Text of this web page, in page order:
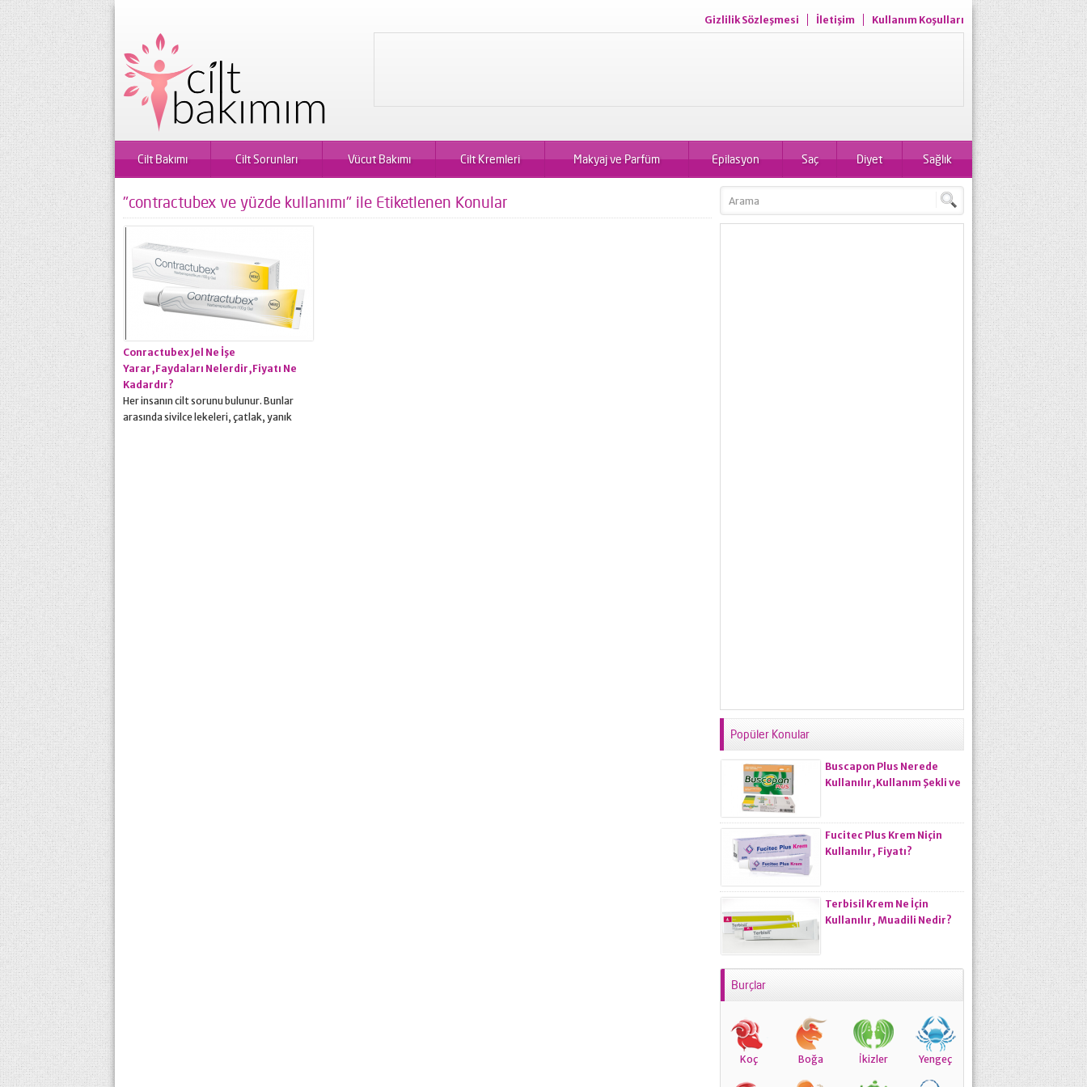
Gizlilik Sözleşmesi İletişim Kullanım Koşulları
Cilt Bakımı Cilt Sorunları Vücut Bakımı Cilt Kremleri Makyaj ve Parfüm Epilasyon Saç Diyet Sağlık
"contractubex ve yüzde kullanımı" ile Etiketlenen Konular
Conractubex Jel Ne İşe
Yarar,Faydaları Nelerdir,Fiyatı Ne
Kadardır?
Her insanın cilt sorunu bulunur. Bunlar
arasında sivilce lekeleri, çatlak, yanık
Popüler Konular
Buscapon Plus Nerede
Kullanılır,Kullanım Şekli ve
Fucitec Plus Krem Niçin
Kullanılır, Fiyatı?
Terbisil Krem Ne İçin
Kullanılır, Muadili Nedir?
Burçlar
Koç Boğa İkizler Yengeç